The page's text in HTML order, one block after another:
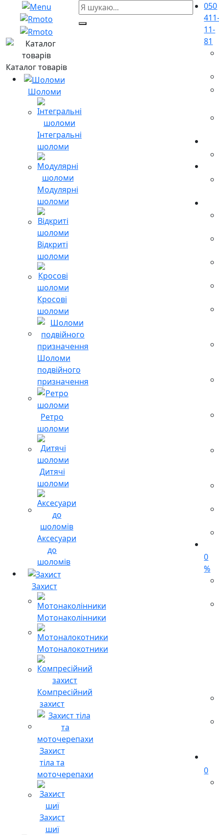
Каталог товарів
Шоломи
Інтегральні
шоломи
Модулярні
шоломи
Відкриті
шоломи
Кросові
шоломи
Шоломи
подвійного
призначення
Ретро
шоломи
Дитячі
шоломи
Аксесуари
до
шоломів
Захист
Мотонаколінники
Мотоналокотники
Компресійний
захист
Захист
тіла та
моточерепахи
Захист
шиї
050
11-
81
0
%
0